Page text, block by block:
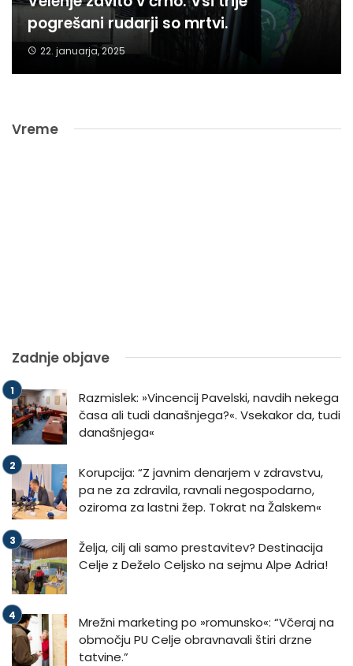
pogrešani rudarji so mrtvi.
22. januarja, 2025
Vreme
Zadnje objave
Razmislek: »Vincencij Pavelski, navdih nekega
časa ali tudi današnjega?«. Vsekakor da, tudi
današnjega«
Korupcija: “Z javnim denarjem v zdravstvu,
pa ne za zdravila, ravnali negospodarno,
oziroma za lastni žep. Tokrat na Žalskem«
Želja, cilj ali samo prestavitev? Destinacija
Celje z Deželo Celjsko na sejmu Alpe Adria!
Mrežni marketing po »romunsko«: “Včeraj na
območju PU Celje obravnavali štiri drzne
tatvine.”